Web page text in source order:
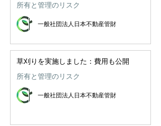
所有と管理のリスク
一般社団法人日本不動産管財
草刈りを実施しました：費用も公開
所有と管理のリスク
一般社団法人日本不動産管財